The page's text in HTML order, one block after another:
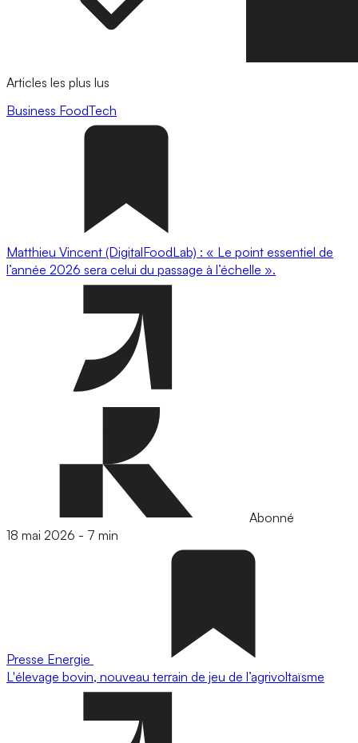
Articles les plus lus
Business FoodTech
Matthieu Vincent (DigitalFoodLab) : « Le point essentiel de
l’année 2026 sera celui du passage à l’échelle ».
Abonné
18 mai 2026 - 7 min
Presse Energie
L'élevage bovin, nouveau terrain de jeu de l’agrivoltaïsme